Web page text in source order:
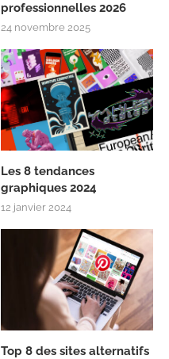
professionnelles 2026
24 novembre 2025
Les 8 tendances
graphiques 2024
12 janvier 2024
Top 8 des sites alternatifs